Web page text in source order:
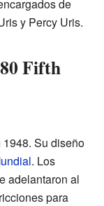
de
y Percy Uris.
Fifth
Su diseño
. Los
adelantaron al
para